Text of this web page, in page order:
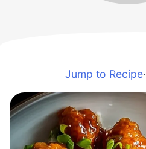
Jump to Recipe·